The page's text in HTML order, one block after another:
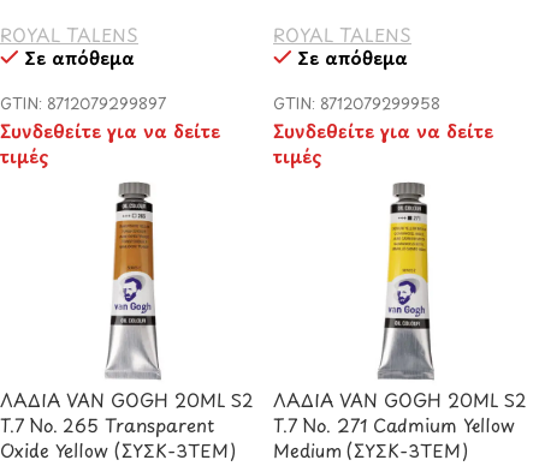
ROYAL TALENS
Σε απόθεμα
GTIN: 8712079299897
Συνδεθείτε για να δείτε
τιμές
ROYAL TALENS
Σε απόθεμα
GTIN: 8712079299958
Συνδεθείτε για να δείτε
τιμές
ΛΑΔΙΑ VAN GOGH 20ML S2
T.7 No. 265 Transparent
Oxide Yellow (ΣΥΣΚ-3ΤΕΜ)
ΛΑΔΙΑ VAN GOGH 20ML S2
T.7 No. 271 Cadmium Yellow
Medium (ΣΥΣΚ-3ΤΕΜ)